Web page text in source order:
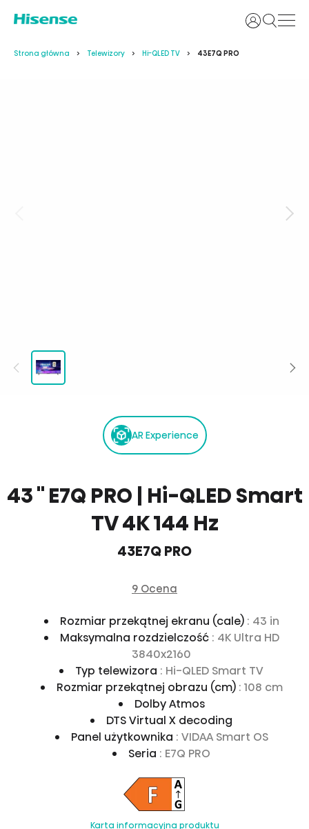
Login
Strona główna Telewizory Hi-QLED TV 43E7Q PRO
AR Experience
43 '' E7Q PRO | Hi-QLED Smart
TV 4K 144 Hz
43E7Q PRO
9 Ocena
Rozmiar przekątnej ekranu (cale) : 43 in
Maksymalna rozdzielczość : 4K Ultra HD
3840x2160
Typ telewizora : Hi-QLED Smart TV
Rozmiar przekątnej obrazu (cm) : 108 cm
Dolby Atmos
DTS Virtual X decoding
Panel użytkownika : VIDAA Smart OS
Seria : E7Q PRO
Karta informacyjna produktu